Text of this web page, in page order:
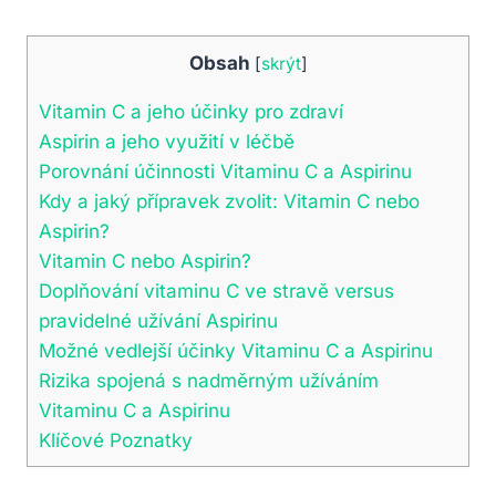
Obsah [skrýt]
Vitamin C a jeho účinky pro zdraví
Aspirin a jeho využití v léčbě
Porovnání účinnosti Vitaminu C a Aspirinu
Kdy a jaký přípravek zvolit: Vitamin C nebo
Aspirin?
Vitamin C nebo Aspirin?
Doplňování vitaminu C ve stravě versus
pravidelné užívání Aspirinu
Možné vedlejší účinky Vitaminu C a Aspirinu
Rizika spojená s nadměrným užíváním
Vitaminu C a Aspirinu
Klíčové Poznatky